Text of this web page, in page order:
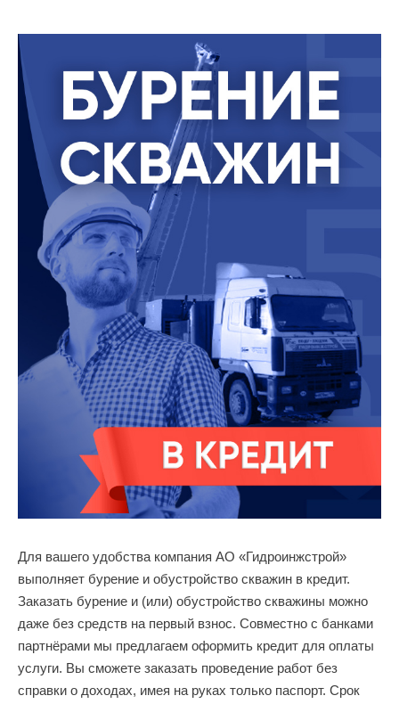
Для вашего удобства компания АО «Гидроинжстрой»
выполняет бурение и обустройство скважин в кредит.
Заказать бурение и (или) обустройство скважины можно
даже без средств на первый взнос. Совместно с банками
партнёрами мы предлагаем оформить кредит для оплаты
услуги. Вы сможете заказать проведение работ без
справки о доходах, имея на руках только паспорт. Срок